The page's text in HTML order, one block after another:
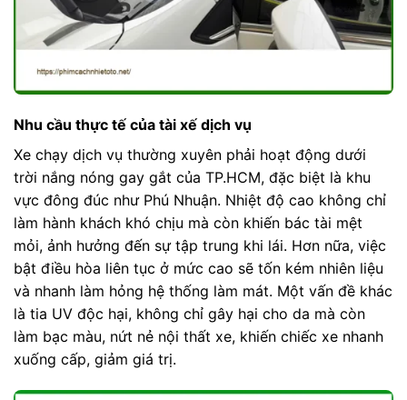
Nhu cầu thực tế của tài xế dịch vụ
Xe chạy dịch vụ thường xuyên phải hoạt động dưới
trời nắng nóng gay gắt của TP.HCM, đặc biệt là khu
vực đông đúc như Phú Nhuận. Nhiệt độ cao không chỉ
làm hành khách khó chịu mà còn khiến bác tài mệt
mỏi, ảnh hưởng đến sự tập trung khi lái. Hơn nữa, việc
bật điều hòa liên tục ở mức cao sẽ tốn kém nhiên liệu
và nhanh làm hỏng hệ thống làm mát. Một vấn đề khác
là tia UV độc hại, không chỉ gây hại cho da mà còn
làm bạc màu, nứt nẻ nội thất xe, khiến chiếc xe nhanh
xuống cấp, giảm giá trị.